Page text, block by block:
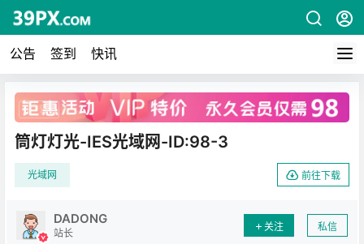
公告 签到 快讯
广告
筒灯灯光-IES光域网-ID:98-3
光域网 前往下载
DADONG
站长
关注 私信